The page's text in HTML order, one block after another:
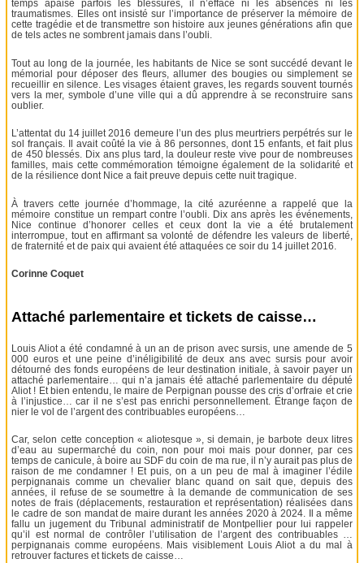
temps apaise parfois les blessures, il n’efface ni les absences ni les
traumatismes. Elles ont insisté sur l’importance de préserver la mémoire de
cette tragédie et de transmettre son histoire aux jeunes générations afin que
de tels actes ne sombrent jamais dans l’oubli.
Tout au long de la journée, les habitants de Nice se sont succédé devant le
mémorial pour déposer des fleurs, allumer des bougies ou simplement se
recueillir en silence. Les visages étaient graves, les regards souvent tournés
vers la mer, symbole d’une ville qui a dû apprendre à se reconstruire sans
oublier.
L’attentat du 14 juillet 2016 demeure l’un des plus meurtriers perpétrés sur le
sol français. Il avait coûté la vie à 86 personnes, dont 15 enfants, et fait plus
de 450 blessés. Dix ans plus tard, la douleur reste vive pour de nombreuses
familles, mais cette commémoration témoigne également de la solidarité et
de la résilience dont Nice a fait preuve depuis cette nuit tragique.
À travers cette journée d’hommage, la cité azuréenne a rappelé que la
mémoire constitue un rempart contre l’oubli. Dix ans après les événements,
Nice continue d’honorer celles et ceux dont la vie a été brutalement
interrompue, tout en affirmant sa volonté de défendre les valeurs de liberté,
de fraternité et de paix qui avaient été attaquées ce soir du 14 juillet 2016.
Corinne Coquet
Attaché parlementaire et tickets de caisse…
Louis Aliot a été condamné à un an de prison avec sursis, une amende de 5
000 euros et une peine d’inéligibilité de deux ans avec sursis pour avoir
détourné des fonds européens de leur destination initiale, à savoir payer un
attaché parlementaire… qui n’a jamais été attaché parlementaire du député
Aliot ! Et bien entendu, le maire de Perpignan pousse des cris d’orfraie et crie
à l’injustice… car il ne s’est pas enrichi personnellement. Étrange façon de
nier le vol de l’argent des contribuables européens…
Car, selon cette conception « aliotesque », si demain, je barbote deux litres
d’eau au supermarché du coin, non pour moi mais pour donner, par ces
temps de canicule, à boire au SDF du coin de ma rue, il n’y aurait pas plus de
raison de me condamner ! Et puis, on a un peu de mal à imaginer l’édile
perpignanais comme un chevalier blanc quand on sait que, depuis des
années, il refuse de se soumettre à la demande de communication de ses
notes de frais (déplacements, restauration et représentation) réalisées dans
le cadre de son mandat de maire durant les années 2020 à 2024. Il a même
fallu un jugement du Tribunal administratif de Montpellier pour lui rappeler
qu’il est normal de contrôler l’utilisation de l’argent des contribuables …
perpignanais comme européens. Mais visiblement Louis Aliot a du mal à
retrouver factures et tickets de caisse…